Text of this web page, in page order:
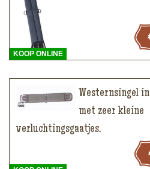
KOOP ONLINE
Westernsingel
met zeer kleine
verluchtingsgaatjes.